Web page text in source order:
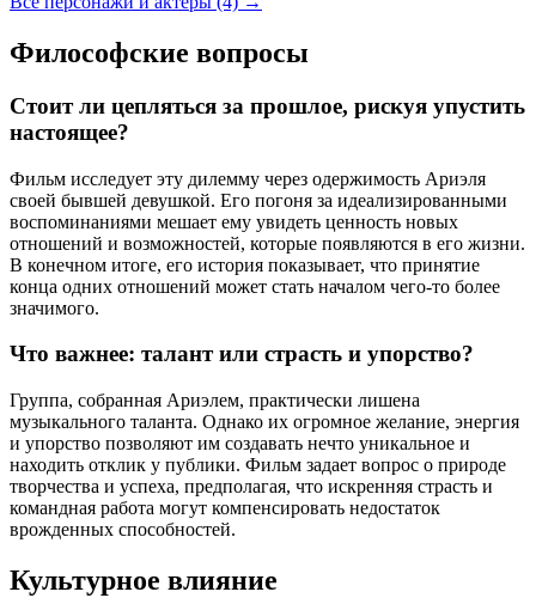
Философские вопросы
Стоит ли цепляться за прошлое, рискуя упустить
настоящее?
Фильм исследует эту дилемму через одержимость Ариэля
своей бывшей девушкой. Его погоня за идеализированными
воспоминаниями мешает ему увидеть ценность новых
отношений и возможностей, которые появляются в его жизни.
В конечном итоге, его история показывает, что принятие
конца одних отношений может стать началом чего-то более
значимого.
Что важнее: талант или страсть и упорство?
Группа, собранная Ариэлем, практически лишена
музыкального таланта. Однако их огромное желание, энергия
и упорство позволяют им создавать нечто уникальное и
находить отклик у публики. Фильм задает вопрос о природе
творчества и успеха, предполагая, что искренняя страсть и
командная работа могут компенсировать недостаток
врожденных способностей.
Культурное влияние